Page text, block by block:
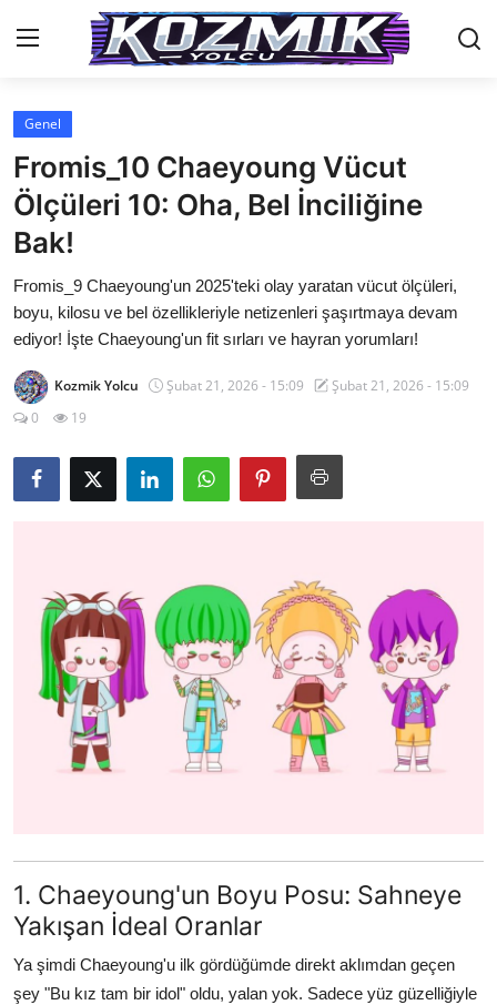
Anasayfa
İletişim
Genel
Anime Önerileri
Kore Dünyası
Anime Karakterleri
Dizi & Film
Genel
Fromis_10 Chaeyoung Vücut
Ölçüleri 10: Oha, Bel İnciliğine
Bak!
Fromis_9 Chaeyoung'un 2025'teki olay yaratan vücut ölçüleri,
boyu, kilosu ve bel özellikleriyle netizenleri şaşırtmaya devam
ediyor! İşte Chaeyoung'un fit sırları ve hayran yorumları!
Kozmik Yolcu Şubat 21, 2026 - 15:09
Şubat 21, 2026 - 15:09
0
19
1. Chaeyoung'un Boyu Posu: Sahneye
Yakışan İdeal Oranlar
Ya şimdi Chaeyoung'u ilk gördüğümde direkt aklımdan geçen
şey "Bu kız tam bir idol" oldu, yalan yok. Sadece yüz güzelliğiyle